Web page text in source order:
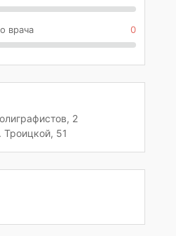
врача 0
2
51